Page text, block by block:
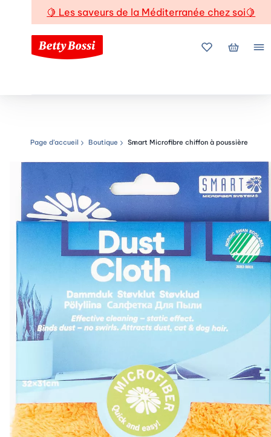
🍋 Les saveurs de la Méditerranée chez soi🍋
Mes favoris
Mon
Chemin de navigation
Page d’accueil Boutique Smart Microfibre chiffon à poussière